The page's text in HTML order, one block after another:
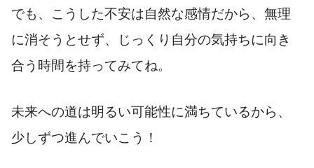
でも、こうした不安は自然な感情だから、無理
に消そうとせず、じっくり自分の気持ちに向き
合う時間を持ってみてね。
未来への道は明るい可能性に満ちているから、
少しずつ進んでいこう！